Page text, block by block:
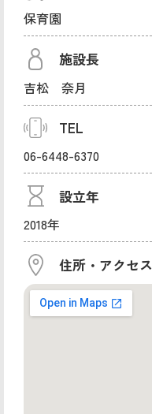
保育園
施設長
吉松 奈月
TEL
06-6448-6370
設立年
2018年
住所・アクセス